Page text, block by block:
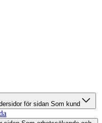
för sidan Som kund